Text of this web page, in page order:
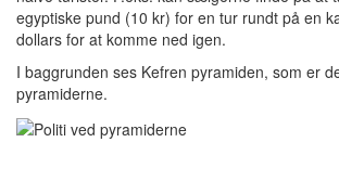
egyptiske pund (10 kr) for en tur rundt på en
dollars for at komme ned igen.
I baggrunden ses Kefren pyramiden, som er
pyramiderne.